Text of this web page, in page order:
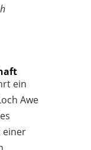
ein
Awe
einer